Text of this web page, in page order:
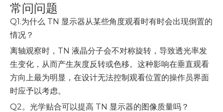
常问问题
Q1.为什么 TN 显示器从某些角度观看时有时会出现倒置的
情况？
离轴观察时，TN 液晶分子会不对称旋转，导致透光率发
生变化，从而产生灰度反转或色移。这种影响在垂直观看
方向上最为明显，在设计无法控制观看位置的操作员界面
时应予以考虑。
Q2。光学贴合可以提高 TN 显示器的图像质量吗？